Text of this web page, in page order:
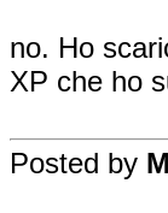
no. Ho
XP che ho
Posted by